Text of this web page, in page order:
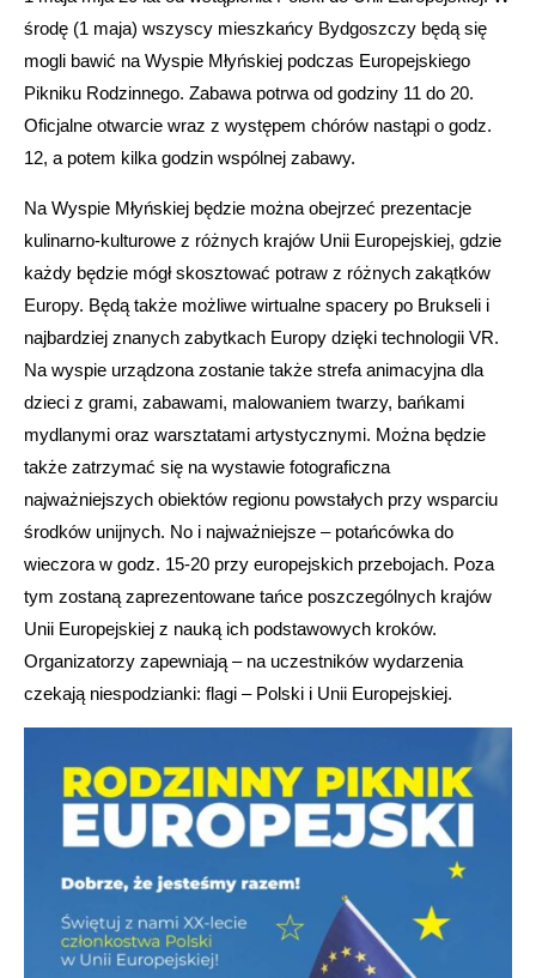
środę (1 maja) wszyscy mieszkańcy Bydgoszczy będą się
mogli bawić na Wyspie Młyńskiej podczas Europejskiego
Pikniku Rodzinnego. Zabawa potrwa od godziny 11 do 20.
Oficjalne otwarcie wraz z występem chórów nastąpi o godz.
12, a potem kilka godzin wspólnej zabawy.
Na Wyspie Młyńskiej będzie można obejrzeć prezentacje
kulinarno-kulturowe z różnych krajów Unii Europejskiej, gdzie
każdy będzie mógł skosztować potraw z różnych zakątków
Europy. Będą także możliwe wirtualne spacery po Brukseli i
najbardziej znanych zabytkach Europy dzięki technologii VR.
Na wyspie urządzona zostanie także strefa animacyjna dla
dzieci z grami, zabawami, malowaniem twarzy, bańkami
mydlanymi oraz warsztatami artystycznymi. Można będzie
także zatrzymać się na wystawie fotograficzna
najważniejszych obiektów regionu powstałych przy wsparciu
środków unijnych. No i najważniejsze – potańcówka do
wieczora w godz. 15-20 przy europejskich przebojach. Poza
tym zostaną zaprezentowane tańce poszczególnych krajów
Unii Europejskiej z nauką ich podstawowych kroków.
Organizatorzy zapewniają – na uczestników wydarzenia
czekają niespodzianki: flagi – Polski i Unii Europejskiej.